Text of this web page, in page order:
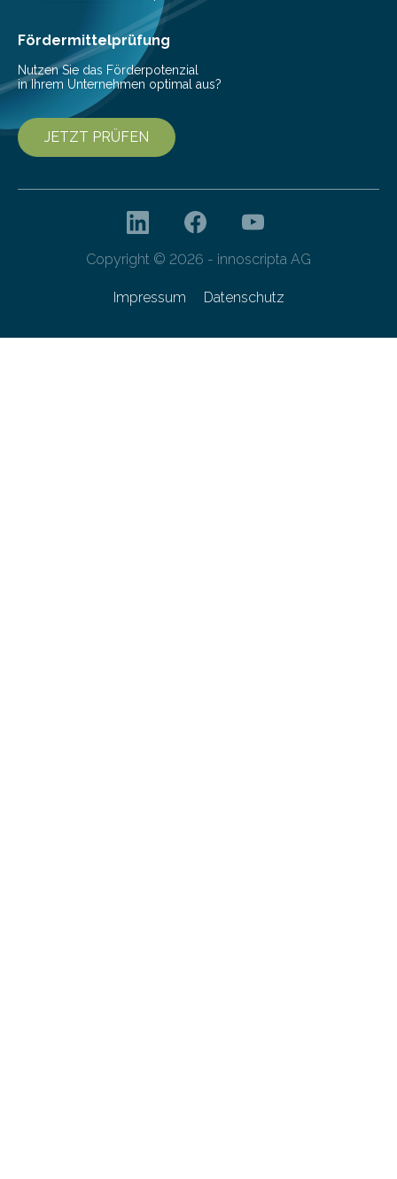
Cyberagentur ihren 5. Geburtstag. Zahlreiche Gäste…
Fördermittelprüfung
Nutzen Sie das Förderpotenzial
in Ihrem Unternehmen optimal aus?
JETZT PRÜFEN
Copyright © 2026 - innoscripta AG
Impressum Datenschutz